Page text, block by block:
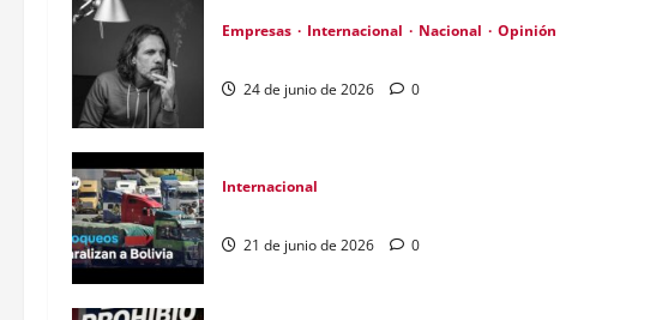
Empresas Internacional Nacional Opinión
24 de junio de 2026 0
Internacional
21 de junio de 2026 0